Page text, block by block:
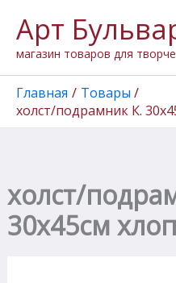
содержимому
Арт
магазин товаров для
Главная
Товары
холст/подрамник К.
холст/
30х45см
товара
холст/
подрамник
К.
30х45см
хлопок
масло